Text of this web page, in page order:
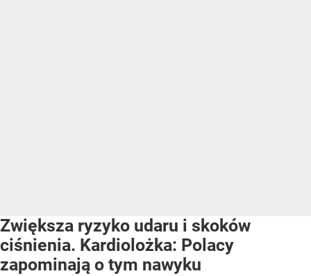
Zwiększa ryzyko udaru i skoków
ciśnienia. Kardiolożka: Polacy
zapominają o tym nawyku